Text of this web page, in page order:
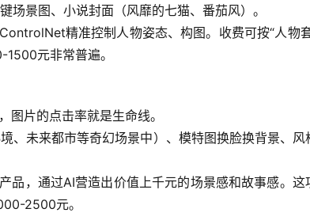
场景图、小说封面（风靡的七猫、番茄风）。
精准控制人物姿态、构图。 收费可按“人物
元非常普遍。
片的点击率就是生命线。
、未来都市等奇幻场景中）、模特图换脸换背景、风
品，通过AI营造出价值上千元的场景感和故事感。这
2500元。